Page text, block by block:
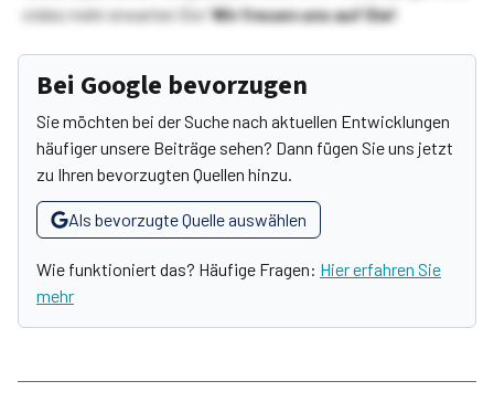
vieles mehr erwarten Sie!Wir freuen uns auf Sie!
Bei Google bevorzugen
Sie möchten bei der Suche nach aktuellen Entwicklungen
häufiger unsere Beiträge sehen? Dann fügen Sie uns jetzt
zu Ihren bevorzugten Quellen hinzu.
Als bevorzugte Quelle auswählen
Wie funktioniert das? Häufige Fragen: Hier erfahren Sie
mehr